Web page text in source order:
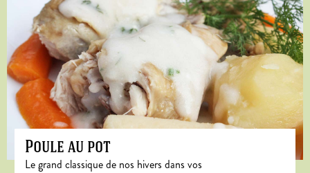
Poule au pot
Le grand classique de nos hivers dans vos